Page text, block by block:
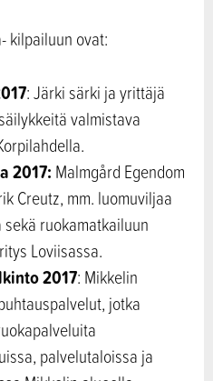
kilpailuun ovat:
: Järki särki ja yrittäjä
valmistava
2017: Malmgård Egendom
Creutz, mm. luomuviljaa
ruokamatkailuun
Loviisassa.
2017: Mikkelin
jotka
palvelutaloissa ja